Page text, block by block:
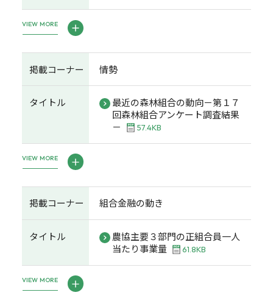
VIEW MORE
掲載コーナー 情勢
タイトル
最近の森林組合の動向－第１７
回森林組合アンケート調査結果
－
57.4KB
VIEW MORE
掲載コーナー 組合金融の動き
タイトル
農協主要３部門の正組合員一人
当たり事業量
61.8KB
VIEW MORE